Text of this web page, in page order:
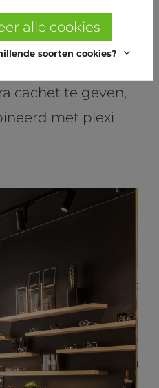
de optiekzaak
werd er gewerkt
cachet te geven,
met plexi
alle cookies
soorten cookies?